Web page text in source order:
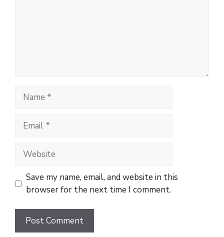
Name
Email
Website
Save my name, email, and website in this
browser for the next time I comment.